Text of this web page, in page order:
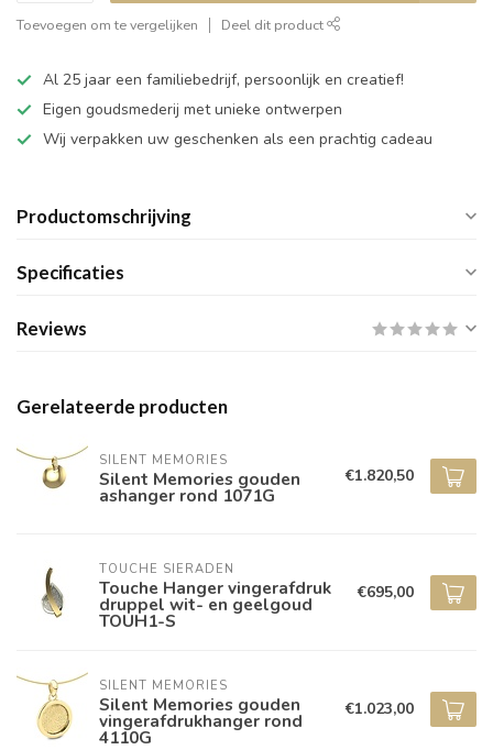
Toevoegen om te vergelijken Deel dit product
Al 25 jaar een familiebedrijf, persoonlijk en creatief!
Eigen goudsmederij met unieke ontwerpen
Wij verpakken uw geschenken als een prachtig cadeau
Productomschrijving
Specificaties
Reviews
Gerelateerde producten
SILENT MEMORIES
Silent Memories gouden
ashanger rond 1071G
€1.820,50
TOUCHE SIERADEN
Touche Hanger vingerafdruk
druppel wit- en geelgoud
TOUH1-S
€695,00
SILENT MEMORIES
Silent Memories gouden
vingerafdrukhanger rond
4110G
€1.023,00